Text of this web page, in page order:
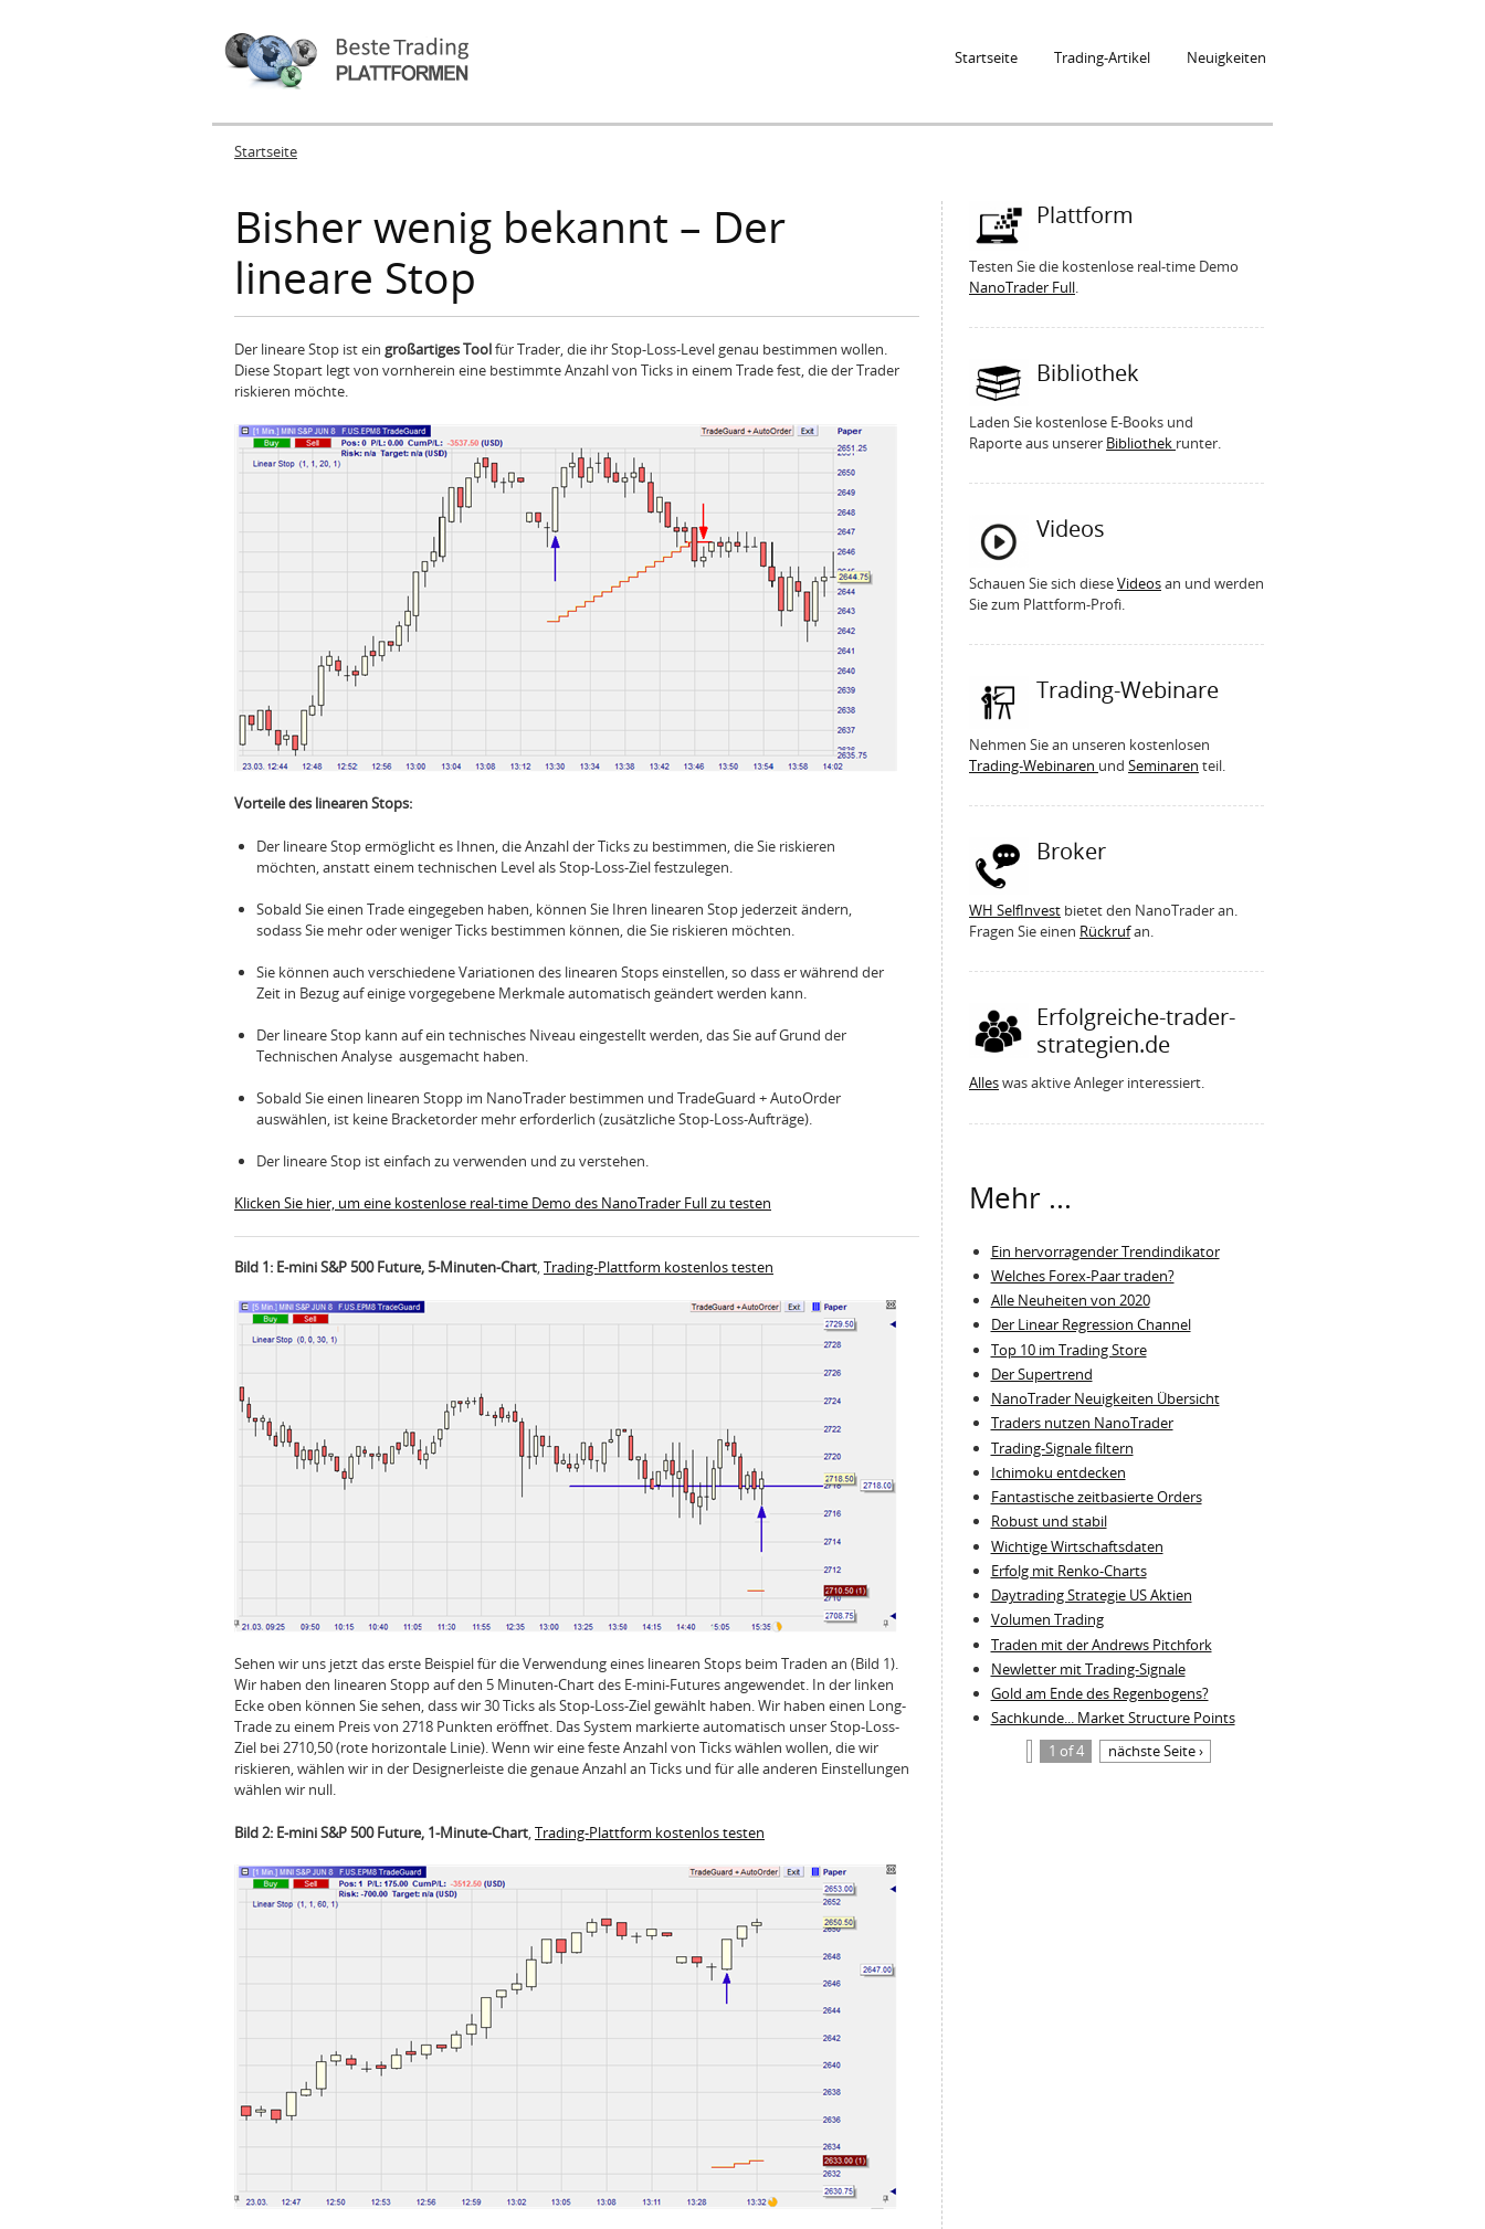
Startseite Trading-Artikel Neuigkeiten
Sie sind hier
Startseite
Bisher wenig bekannt – Der
lineare Stop
Der lineare Stop ist ein großartiges Toolfür Trader, die ihr Stop-Loss-Level genau bestimmen wollen.
Diese Stopart legt von vornherein eine bestimmte Anzahl von Ticks in einem Trade fest, die der Trader
riskieren möchte.
Vorteile des linearen Stops:
Der lineare Stop ermöglicht es Ihnen, die Anzahl der Ticks zu bestimmen, die Sie riskieren
möchten, anstatt einem technischen Level als Stop-Loss-Ziel festzulegen.
Sobald Sie einen Trade eingegeben haben, können Sie Ihren linearen Stop jederzeit ändern,
sodass Sie mehr oder weniger Ticks bestimmen können, die Sie riskieren möchten.
Sie können auch verschiedene Variationen des linearen Stops einstellen, so dass er während der
Zeit in Bezug auf einige vorgegebene Merkmale automatisch geändert werden kann.
Der lineare Stop kann auf ein technisches Niveau eingestellt werden, das Sie auf Grund der
Technischen Analyse ausgemacht haben.
Sobald Sie einen linearen Stopp im NanoTrader bestimmen und TradeGuard + AutoOrder
auswählen, ist keine Bracketorder mehr erforderlich (zusätzliche Stop-Loss-Aufträge).
Der lineare Stop ist einfach zu verwenden und zu verstehen.
Klicken Sie hier, um eine kostenlose real-time Demo des NanoTrader Full zu testen
Bild 1: E-mini S&P 500 Future, 5-Minuten-Chart,Trading-Plattform kostenlos testen
Sehen wir uns jetzt das erste Beispiel für die Verwendung eines linearen Stops beim Traden an (Bild 1).
Wir haben den linearen Stopp auf den 5 Minuten-Chart des E-mini-Futures angewendet. In der linken
Ecke oben können Sie sehen, dass wir 30 Ticks als Stop-Loss-Ziel gewählt haben. Wir haben einen Long-
Trade zu einem Preis von 2718 Punkten eröffnet. Das System markierte automatisch unser Stop-Loss-
Ziel bei 2710,50 (rote horizontale Linie). Wenn wir eine feste Anzahl von Ticks wählen wollen, die wir
riskieren, wählen wir in der Designerleiste die genaue Anzahl an Ticks und für alle anderen Einstellungen
wählen wir null.
Bild 2: E-mini S&P 500 Future, 1-Minute-Chart,Trading-Plattform kostenlos testen
Plattform
Testen Sie die kostenlose real-time Demo
NanoTrader Full.
Bibliothek
Laden Sie kostenlose E-Books und
Raporte aus unserer Bibliothek runter.
Videos
Schauen Sie sich dieseVideosan und werden
Sie zum Plattform-Profi.
Trading-Webinare
Nehmen Sie an unseren kostenlosen
Trading-Webinaren und Seminaren teil.
Broker
WH SelfInvest bietet den NanoTrader an.
Fragen Sie einen Rückrufan.
Erfolgreiche-trader-
strategien.de
Alleswas aktive Anleger interessiert.
Mehr ...
Ein hervorragender Trendindikator
Welches Forex-Paar traden?
Alle Neuheiten von 2020
Der Linear Regression Channel
Top 10 im Trading Store
Der Supertrend
NanoTrader Neuigkeiten Übersicht
Traders nutzen NanoTrader
Trading-Signale filtern
Ichimoku entdecken
Fantastische zeitbasierte Orders
Robust und stabil
Wichtige Wirtschaftsdaten
Erfolg mit Renko-Charts
Daytrading Strategie US Aktien
Volumen Trading
Traden mit der Andrews Pitchfork
Newletter mit Trading-Signale
Gold am Ende des Regenbogens?
Sachkunde... Market Structure Points
1 of 4
nächste Seite ›